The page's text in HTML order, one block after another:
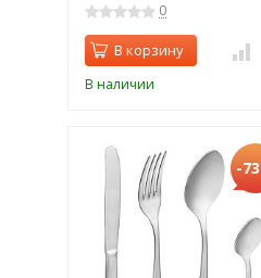
0
В корзину
В наличии
-